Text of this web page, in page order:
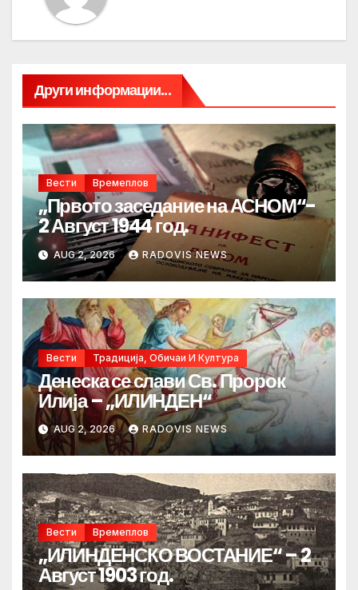
Други информации...
Вести Времеплов
„Првото заседание на АСНОМ“-
2 Август 1944 год.
AUG 2, 2026 RADOVIS NEWS
Вести Традиција, Обичаи И Култура
Денеска се слави Св. Пророк
Илија – „ИЛИНДЕН“
AUG 2, 2026 RADOVIS NEWS
Вести Времеплов
„ИЛИНДЕНСКО ВОСТАНИЕ“ – 2
Август 1903 год.